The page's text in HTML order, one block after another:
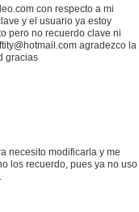
con respecto a mi
y el usuario ya estoy
pero no recuerdo clave ni
agradezco la
gracias
necesito modificarla y me
los recuerdo, pues ya no uso